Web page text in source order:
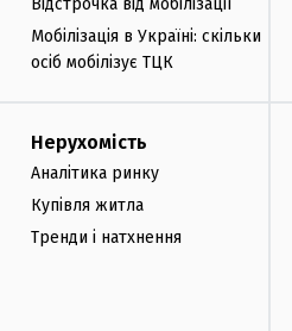
Відстрочка від мобілізації
Мобілізація в Україні: скільки
осіб мобілізує ТЦК
Нерухомість
Аналітика ринку
Купівля житла
Тренди і натхнення